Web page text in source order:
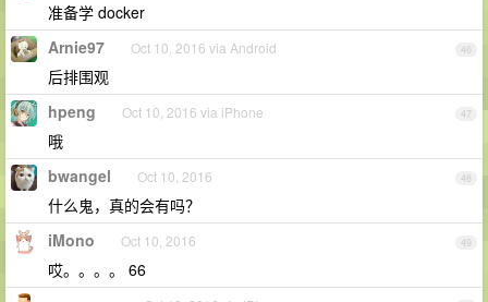
准备学 docker
46
Arnie97 Oct 10, 2016 via Android
后排围观
47
hpeng Oct 10, 2016 via iPhone
哦
48
bwangel Oct 10, 2016
什么鬼，真的会有吗？
49
iMono Oct 10, 2016
哎。。。。 66